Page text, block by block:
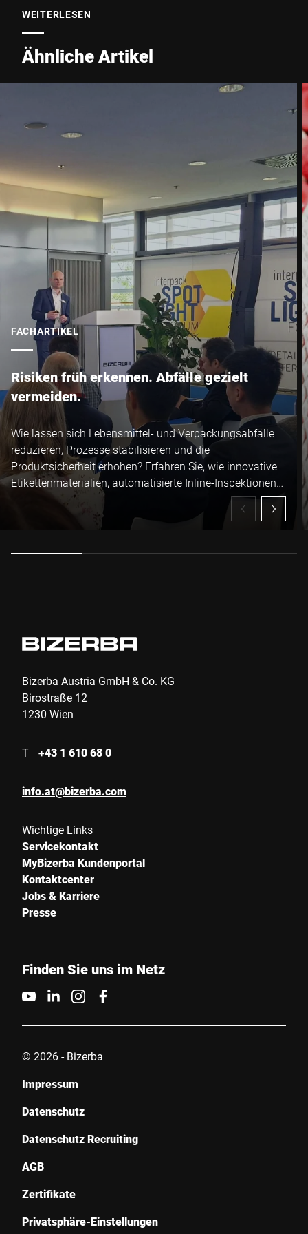
Stadt *
Ihre Nachricht an uns *
Hiermit bestätige ich, dass ich mit der Nutzung meiner Daten zur
Bearbeitung dieser Anfrage einverstanden bin. Weitere
Informationen finden Sie in den
Datenschutzerklärung
Anti-Robot Verification
Click to start verification
Captcha ⇗
Absenden
WEITERLESEN
Ähnliche Artikel
FACHARTIKEL
Risiken früh erkennen. Abfälle gezielt
vermeiden.
Wie lassen sich Lebensmittel- und Verpackungsabfälle
reduzieren, Prozesse stabilisieren und die
Produktsicherheit erhöhen? Erfahren Sie, wie innovative
Etikettenmaterialien, automatisierte Inline-Inspektionen
und digitale Lösungen ineinandergreifen – für mehr
Effizienz, Transparenz und Sicherheit in Ihrer
Lebensmittelproduktion.
Bizerba Austria GmbH & Co. KG
Birostraße 12
1230 Wien
T +43 1 610 68 0
info.at@bizerba.com
Wichtige Links
Servicekontakt
MyBizerba Kundenportal
Kontaktcenter
Jobs & Karriere
Presse
Finden Sie uns im Netz
© 2026 - Bizerba
Impressum
Datenschutz
Datenschutz Recruiting
AGB
Zertifikate
Privatsphäre-Einstellungen